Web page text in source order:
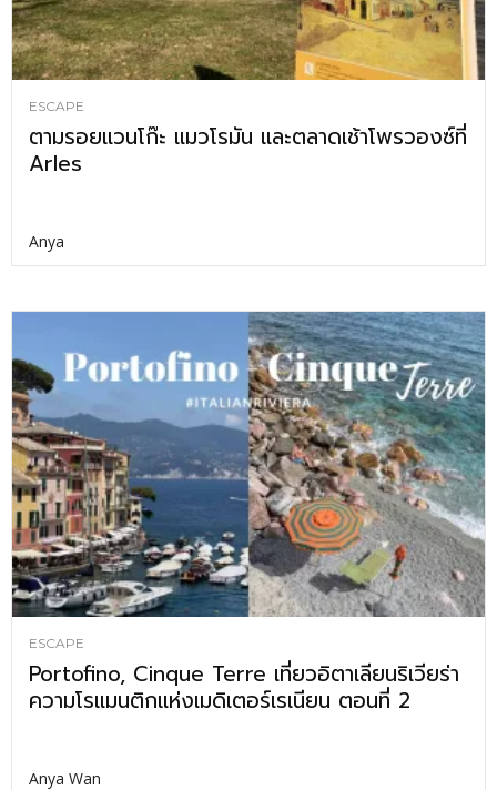
ESCAPE
ตามรอยแวนโก๊ะ แมวโรมัน และตลาดเช้าโพรวองซ์ที่
Arles
Anya
ESCAPE
Portofino, Cinque Terre เที่ยวอิตาเลียนริเวียร่า
ความโรแมนติกแห่งเมดิเตอร์เรเนียน ตอนที่ 2
Anya Wan